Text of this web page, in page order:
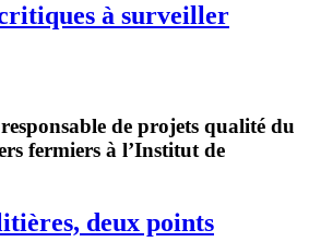
à surveiller
de projets qualité du
fermiers à l’Institut de
deux points